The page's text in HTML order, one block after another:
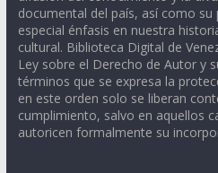
documental del país, así como su
especial énfasis en nuestra
cultural. Biblioteca Digital de
Ley sobre el Derecho de Autor y
términos que se expresa la
en este orden solo se liberan
cumplimiento, salvo en aquellos
autoricen formalmente su